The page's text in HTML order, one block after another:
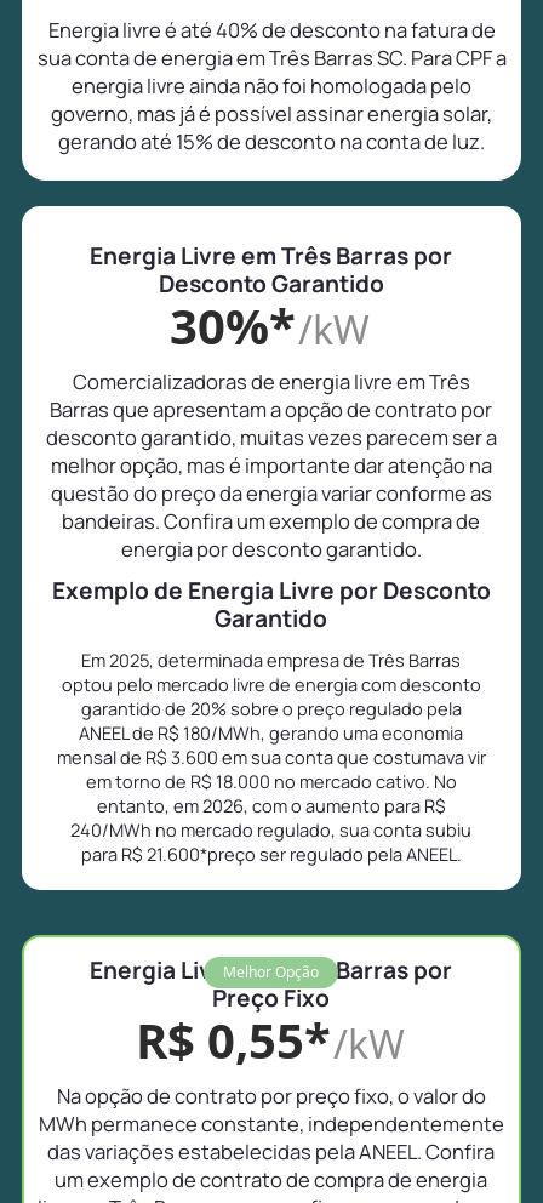
Energia livre é até 40% de desconto na fatura de
sua conta de energia em Três Barras SC. Para CPF a
energia livre ainda não foi homologada pelo
governo, mas já é possível assinar energia solar,
gerando até 15% de desconto na conta de luz.
Energia Livre em Três Barras por
Desconto Garantido
30%*/kW
Comercializadoras de energia livre em Três
Barras que apresentam a opção de contrato por
desconto garantido, muitas vezes parecem ser a
melhor opção, mas é importante dar atenção na
questão do preço da energia variar conforme as
bandeiras. Confira um exemplo de compra de
energia por desconto garantido.
Exemplo de Energia Livre por Desconto
Garantido
Em 2025, determinada empresa de Três Barras
optou pelo mercado livre de energia com desconto
garantido de 20% sobre o preço regulado pela
ANEEL de R$ 180/MWh, gerando uma economia
mensal de R$ 3.600 em sua conta que costumava vir
em torno de R$ 18.000 no mercado cativo. No
entanto, em 2026, com o aumento para R$
240/MWh no mercado regulado, sua conta subiu
para R$ 21.600*preço ser regulado pela ANEEL.
Melhor Opção
Energia Livre em Três Barras por
Preço Fixo
R$ 0,55*/kW
Na opção de contrato por preço fixo, o valor do
MWh permanece constante, independentemente
das variações estabelecidas pela ANEEL. Confira
um exemplo de contrato de compra de energia